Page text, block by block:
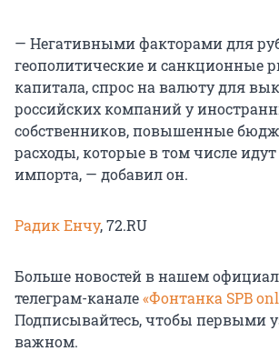
— Негативными факторами для
геополитические и санкционные
капитала, спрос на валюту для
российских компаний у
собственников, повышенные
расходы, которые в том числе
импорта, — добавил он.
Радик Енчу, 72.RU
Больше новостей в нашем
телеграм-канале«Фонтанка SPB
Подписывайтесь, чтобы первыми
важном.